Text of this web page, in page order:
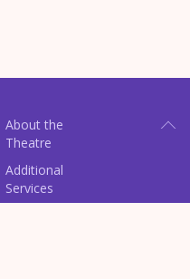
About the
Theatre
Additional
Services